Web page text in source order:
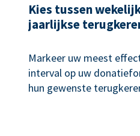
Kies tussen
jaarlijkse
Markeer uw meest
interval op uw
hun gewenste